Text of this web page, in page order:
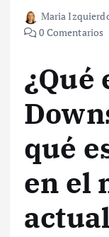
Maria
0 Comentarios
¿Qué
qué
en el